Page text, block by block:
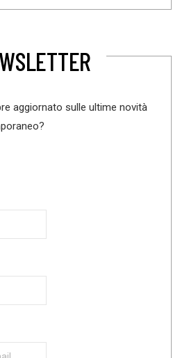
aggiornato sulle ultime novità